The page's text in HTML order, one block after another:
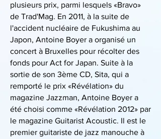
plusieurs prix, parmi lesquels «Bravo»
de Trad'Mag. En 2011, à la suite de
l'accident nucléaire de Fukushima au
Japon, Antoine Boyer a organisé un
concert à Bruxelles pour récolter des
fonds pour Act for Japan. Suite à la
sortie de son 3ème CD, Sita, qui a
remporté le prix «Révélation» du
magazine Jazzman, Antoine Boyer a
été choisi comme «Révélation 2012» par
le magazine Guitarist Acoustic. Il est le
premier guitariste de jazz manouche à